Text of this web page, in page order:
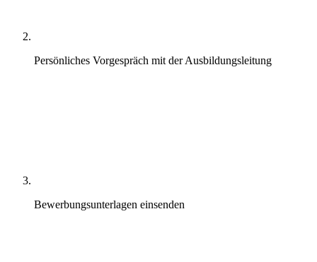
Persönliches Vorgespräch mit der Ausbildungsleitung
Bewerbungsunterlagen einsenden